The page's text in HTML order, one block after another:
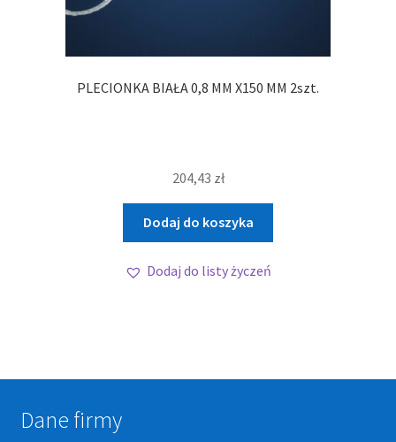
PLECIONKA BIAŁA 0,8 MM X150 MM 2szt.
204,43 zł
Dodaj do koszyka
Dodaj do listy życzeń
Dane firmy